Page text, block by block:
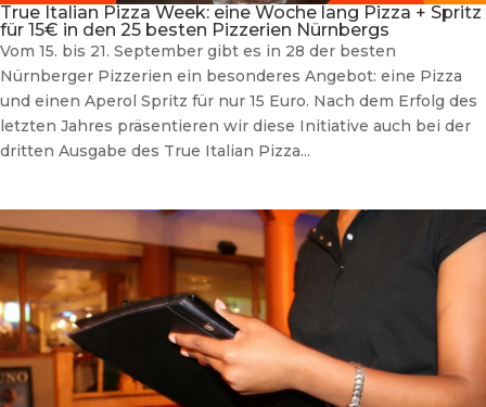
True Italian Pizza Week: eine Woche lang Pizza + Spritz
für 15€ in den 25 besten Pizzerien Nürnbergs
Vom 15. bis 21. September gibt es in 28 der besten
Nürnberger Pizzerien ein besonderes Angebot: eine Pizza
und einen Aperol Spritz für nur 15 Euro. Nach dem Erfolg des
letzten Jahres präsentieren wir diese Initiative auch bei der
dritten Ausgabe des True Italian Pizza...